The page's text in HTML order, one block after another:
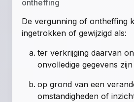
ontheffing
De vergunning of ontheffing
ingetrokken of gewijzigd als:
ter verkrijging daarvan
onvolledige gegevens
op grond van een
omstandigheden of